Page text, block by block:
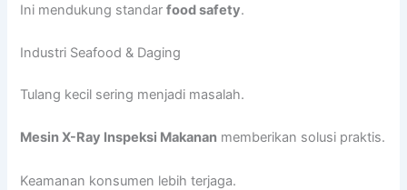
Ini mendukung standarfood safety.
Industri Seafood & Daging
Tulang kecil sering menjadi masalah.
Mesin X-Ray Inspeksi Makanan memberikan solusi praktis.
Keamanan konsumen lebih terjaga.